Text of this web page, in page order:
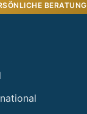
BERATUNG